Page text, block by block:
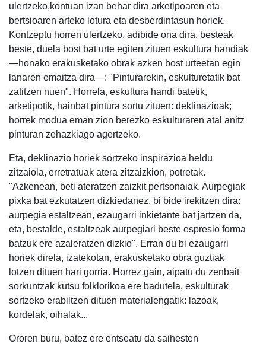
ulertzeko,kontuan izan behar dira arketipoaren eta
bertsioaren arteko lotura eta desberdintasun horiek.
Kontzeptu horren ulertzeko, adibide ona dira, besteak
beste, duela bost bat urte egiten zituen eskultura handiak
—honako erakusketako obrak azken bost urteetan egin
lanaren emaitza dira—: "Pinturarekin, eskulturetatik bat
zatitzen nuen". Horrela, eskultura handi batetik,
arketipotik, hainbat pintura sortu zituen: deklinazioak;
horrek modua eman zion berezko eskulturaren atal anitz
pinturan zehazkiago agertzeko.
Eta, deklinazio horiek sortzeko inspirazioa heldu
zitzaiola, erretratuak atera zitzaizkion, potretak.
"Azkenean, beti ateratzen zaizkit pertsonaiak. Aurpegiak
pixka bat ezkutatzen dizkiedanez, bi bide irekitzen dira:
aurpegia estaltzean, ezaugarri inkietante bat jartzen da,
eta, bestalde, estaltzeak aurpegiari beste espresio forma
batzuk ere azaleratzen dizkio". Erran du bi ezaugarri
horiek direla, izatekotan, erakusketako obra guztiak
lotzen dituen hari gorria. Horrez gain, aipatu du zenbait
sorkuntzak kutsu folklorikoa ere badutela, eskulturak
sortzeko erabiltzen dituen materialengatik: lazoak,
kordelak, oihalak...
Ororen buru, batez ere entseatu da saihesten